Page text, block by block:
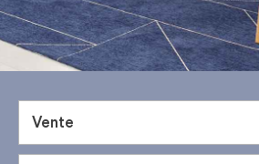
Vente